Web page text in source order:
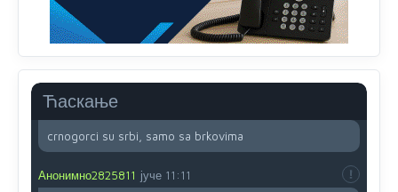
Ћаскање
Анонимно2553747 8/8/2026 2:53
muvjerujem.tekmi je 50 godina.
Анонимно2800732
crnogorci su srbi, samo sa brkovima
Анонимно2825811 јуче 11:11